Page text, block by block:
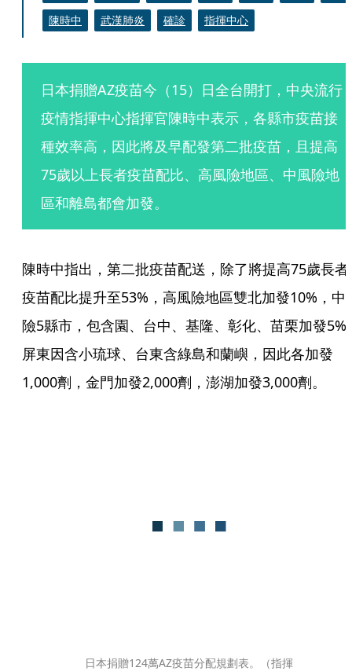
陳時中
武漢肺炎 確診 指揮中心
日本捐贈AZ疫苗今（15）日全台開打，中央流行
疫情指揮中心指揮官陳時中表示，各縣市疫苗接
種效率高，因此將及早配發第二批疫苗，且提高
75歲以上長者疫苗配比、高風險地區、中風險地
區和離島都會加發。
陳時中指出，第二批疫苗配送，除了將提高75歲長者
疫苗配比提升至53%，高風險地區雙北加發10%，中
險5縣市，包含園、台中、基隆、彰化、苗栗加發5%
屏東因含小琉球、台東含綠島和蘭嶼，因此各加發
1,000劑，金門加發2,000劑，澎湖加發3,000劑。
日本捐贈124萬AZ疫苗分配規劃表。（指揮